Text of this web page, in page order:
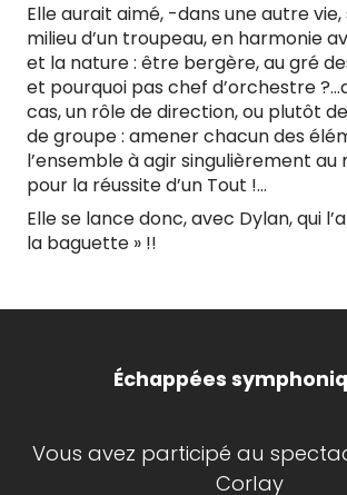
Elle aurait aimé, -dans une autre
milieu d’un troupeau, en harmonie
et la nature : être bergère, au gré
et pourquoi pas chef d’orchestre
cas, un rôle de direction, ou plutôt
de groupe : amener chacun des
l’ensemble à agir singulièrement au
pour la réussite d’un Tout !…
Elle se lance donc, avec Dylan, qui
la baguette » !!
Échappées
Vous avez participé au
Corlay